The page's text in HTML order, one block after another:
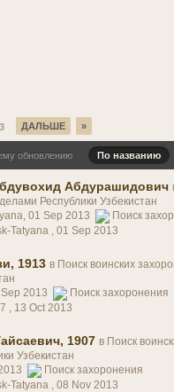
3 ДАЛЬШЕ »
обновлению По названию
Абдурашидович
Республики Узбекистан
01 Sep 2013
Поиск
Tatyana ,01 Sep 2013
1913 в Поиск воинских
2013
Поиск захоронения
, 13 Oct 2013
1907 в Поиск
Узбекистан
Поиск захоронения
Tatyana ,08 Nov 2013